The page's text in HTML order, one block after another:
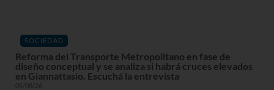
SOCIEDAD
Reforma del Transporte Metropolitano en fase de
diseño conceptual y se analiza si habrá cruces elevados
en Giannattasio. Escuchá la entrevista
05/08/26